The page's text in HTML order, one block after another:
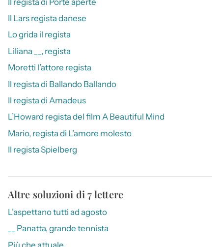
Il Lars regista danese
Lo grida il regista
Liliana __, regista
Moretti l’attore regista
Il regista di Ballando Ballando
Il regista di Amadeus
L’Howard regista del film A Beautiful Mind
Mario, regista di L’amore molesto
Il regista Spielberg
Altre soluzioni di 7 lettere
L’aspettano tutti ad agosto
__ Panatta, grande tennista
Più che attuale